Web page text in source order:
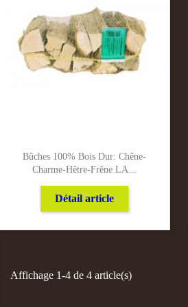
Bûches 100% Bois Dur: Chêne-
Charme-Hêtre-Frêne LA...
Détail article
Affichage 1-4 de 4 article(s)